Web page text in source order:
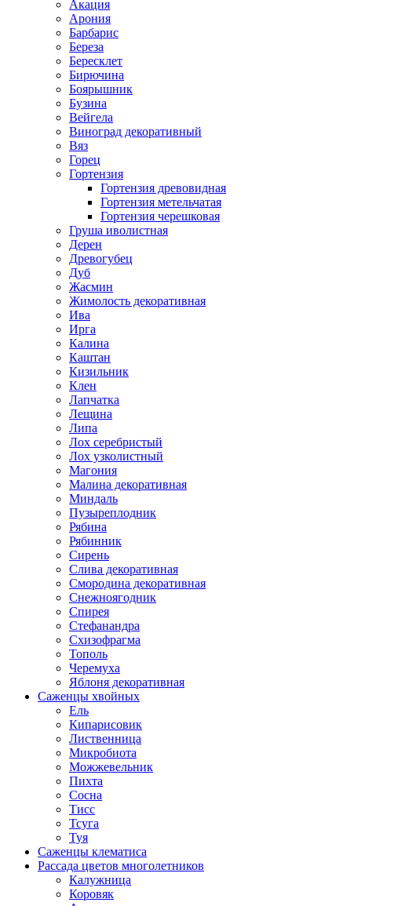
Акация
Арония
Барбарис
Береза
Бересклет
Бирючина
Боярышник
Бузина
Вейгела
Виноград декоративный
Вяз
Горец
Гортензия
Гортензия древовидная
Гортензия метельчатая
Гортензия черешковая
Груша иволистная
Дерен
Древогубец
Дуб
Жасмин
Жимолость декоративная
Ива
Ирга
Калина
Каштан
Кизильник
Клен
Лапчатка
Лещина
Липа
Лох серебристый
Лох узколистный
Магония
Малина декоративная
Миндаль
Пузыреплодник
Рябина
Рябинник
Сирень
Слива декоративная
Смородина декоративная
Снежноягодник
Спирея
Стефанандра
Схизофрагма
Тополь
Черемуха
Яблоня декоративная
Саженцы хвойных
Ель
Кипарисовик
Лиственница
Микробиота
Можжевельник
Пихта
Сосна
Тисс
Тсуга
Туя
Саженцы клематиса
Рассада цветов многолетников
Калужница
Коровяк